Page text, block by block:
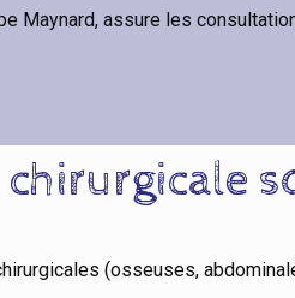
Maynard, assure les
(osseuses,